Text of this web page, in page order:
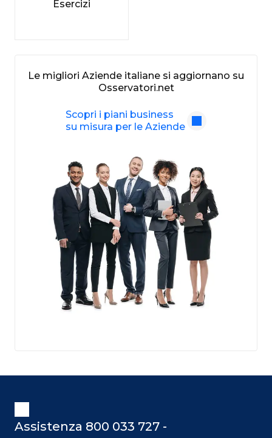
Le migliori Aziende italiane si aggiornano su
Osservatori.net
Scopri i piani business
su misura per le Aziende
Esercizi
Assistenza 800 033 727 -